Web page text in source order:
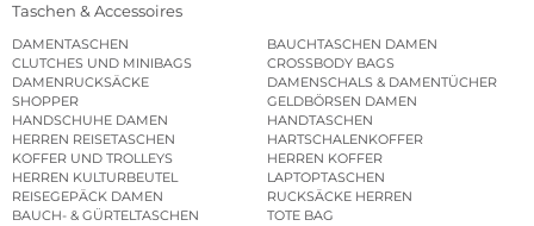
Taschen & Accessoires
DAMENTASCHEN
BAUCHTASCHEN DAMEN
CLUTCHES UND MINIBAGS
CROSSBODY BAGS
DAMENRUCKSÄCKE
DAMENSCHALS & DAMENTÜCHER
SHOPPER
GELDBÖRSEN DAMEN
HANDSCHUHE DAMEN
HANDTASCHEN
HERREN REISETASCHEN
HARTSCHALENKOFFER
KOFFER UND TROLLEYS
HERREN KOFFER
HERREN KULTURBEUTEL
LAPTOPTASCHEN
REISEGEPÄCK DAMEN
RUCKSÄCKE HERREN
BAUCH- & GÜRTELTASCHEN
TOTE BAG